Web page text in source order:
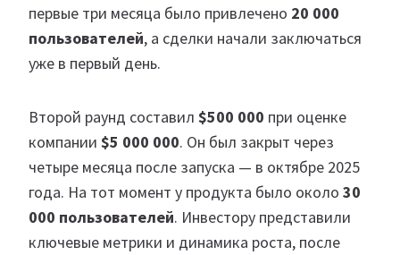
первые три месяца было привлечено 20 000
пользователей, а сделки начали заключаться
уже в первый день.
Второй раунд составил $500 000 при оценке
компании $5 000 000. Он был закрыт через
четыре месяца после запуска — в октябре 2025
года. На тот момент у продукта было около 30
000 пользователей. Инвестору представили
ключевые метрики и динамика роста, после